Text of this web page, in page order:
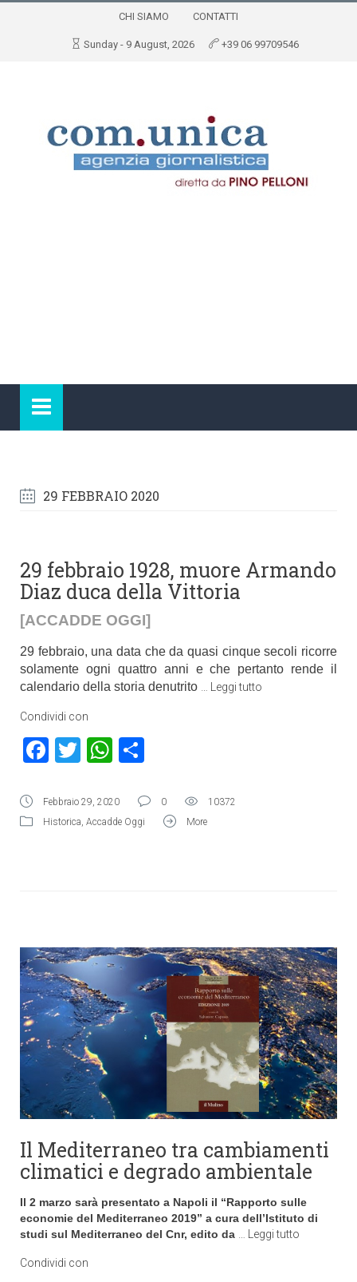
CHI SIAMO CONTATTI
Sunday - 9 August, 2026 +39 06 99709546
29 FEBBRAIO 2020
29 febbraio 1928, muore Armando
Diaz duca della Vittoria
[ACCADDE OGGI]
29 febbraio, una data che da quasi cinque secoli ricorre
solamente ogni quattro anni e che pertanto rende il
calendario della storia denutrito
Leggi tutto
Condividi con
Facebook
TwitterWhatsApp
Febbraio 29, 2020 0
10372
Historica, Accadde Oggi More
Il Mediterraneo tra cambiamenti
climatici e degrado ambientale
Il 2 marzo sarà presentato a Napoli il “Rapporto sulle
economie del Mediterraneo 2019” a cura dell’Istituto di
studi sul Mediterraneo del Cnr, edito da
Leggi tutto
Condividi con